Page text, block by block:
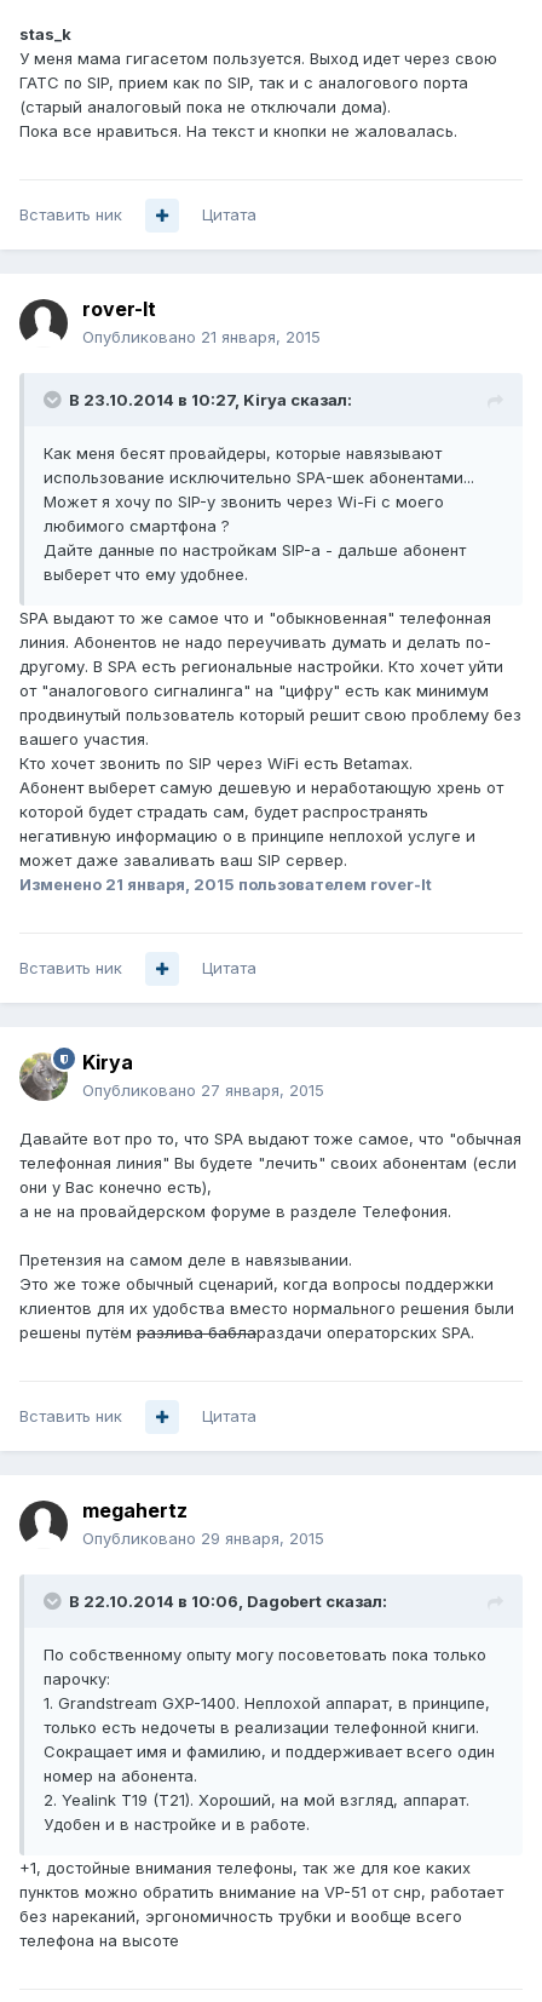
stas_k
У меня мама гигасетом пользуется. Выход идет через свою
ГАТС по SIP, прием как по SIP, так и с аналогового порта
(старый аналоговый пока не отключали дома).
Пока все нравиться. На текст и кнопки не жаловалась.
Вставить ник Цитата
rover-lt
Опубликовано 21 января, 2015
В 23.10.2014 в 10:27, Kirya сказал:
Как меня бесят провайдеры, которые навязывают
использование исключительно SPA-шек абонентами...
Может я хочу по SIP-у звонить через Wi-Fi с моего
любимого смартфона ?
Дайте данные по настройкам SIP-а - дальше абонент
выберет что ему удобнее.
SPA выдают то же самое что и "обыкновенная" телефонная
линия. Абонентов не надо переучивать думать и делать по-
другому. В SPA есть региональные настройки. Кто хочет уйти
от "аналогового сигналинга" на "цифру" есть как минимум
продвинутый пользователь который решит свою проблему без
вашего участия.
Кто хочет звонить по SIP через WiFi есть Betamax.
Абонент выберет самую дешевую и неработающую хрень от
которой будет страдать сам, будет распространять
негативную информацию о в принципе неплохой услуге и
может даже заваливать ваш SIP сервер.
Изменено 21 января, 2015 пользователем rover-lt
Вставить ник Цитата
Kirya
Опубликовано 27 января, 2015
Давайте вот про то, что SPA выдают тоже самое, что "обычная
телефонная линия" Вы будете "лечить" своих абонентам (если
они у Вас конечно есть),
а не на провайдерском форуме в разделе Телефония.
Претензия на самом деле в навязывании.
Это же тоже обычный сценарий, когда вопросы поддержки
клиентов для их удобства вместо нормального решения были
решены путём разлива баблараздачи операторских SPA.
Вставить ник Цитата
megahertz
Опубликовано 29 января, 2015
В 22.10.2014 в 10:06, Dagobert сказал:
По собственному опыту могу посоветовать пока только
парочку:
1. Grandstream GXP-1400. Неплохой аппарат, в принципе,
только есть недочеты в реализации телефонной книги.
Сокращает имя и фамилию, и поддерживает всего один
номер на абонента.
2. Yealink T19 (T21). Хороший, на мой взгляд, аппарат.
Удобен и в настройке и в работе.
+1, достойные внимания телефоны, так же для кое каких
пунктов можно обратить внимание на VP-51 от снр, работает
без нареканий, эргономичность трубки и вообще всего
телефона на высоте